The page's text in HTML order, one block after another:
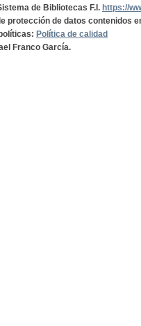
de Bibliotecas F.I. https://
protección de datos contenidos
Política de calidad
Franco García.